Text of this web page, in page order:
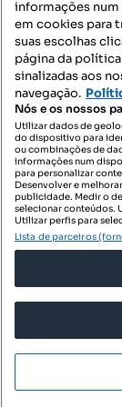
Mapa do Site
Contacte-nos
©
informações
em cookies para
suas escolhas
página da
sinalizadas aos
navegação.
Nós e os nossos
Utilizar dados de
do dispositivo para
ou combinações de
informações num
para personalizar
Desenvolver e
publicidade. Medir o
selecionar conteúdos.
Utilizar perfis para
Lista de parceiros